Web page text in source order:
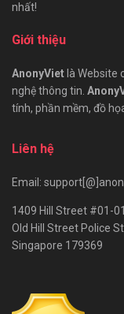
nhất!
Giới thiệu
AnonyViet là Website
nghệ thông tin.
tính, phần mềm, đồ
Liên hệ
Email:
1409 Hill Street #01-
Old Hill Street Police
Singapore 179369